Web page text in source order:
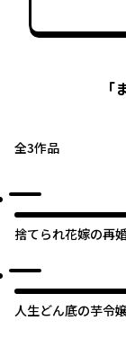
「
全3作品
捨てられ花嫁の再
人生どん底の芋令